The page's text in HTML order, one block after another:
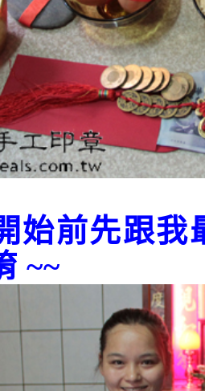
始前先跟我
~~